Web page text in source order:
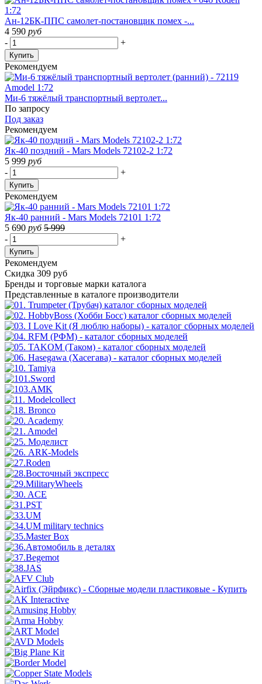
Ан-12БК-ППС самолет-постановщик помех -...
4 590 руб
-
+
Купить
Рекомендуем
Ми-6 тяжёлый транспортный вертолет...
По запросу
Под заказ
Рекомендуем
Як-40 поздний - Mars Models 72102-2 1:72
5 999 руб
-
+
Купить
Рекомендуем
Як-40 ранний - Mars Models 72101 1:72
5 690 руб 5 999
-
+
Купить
Рекомендуем
Скидка 309 руб
Бренды и торговые марки каталога
Представленные в каталоге производители